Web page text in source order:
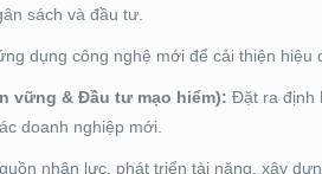
sách và đầu tư.
dụng công nghệ mới để cải thiện hiệu
vững & Đầu tư mạo hiểm): Đặt ra định
doanh nghiệp mới.
nhân lực, phát triển tài năng, xây